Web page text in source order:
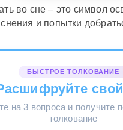
во сне – это символ
и попытки
БЫСТРОЕ ТОЛКОВАНИЕ
на 3 вопроса и получите
толкование